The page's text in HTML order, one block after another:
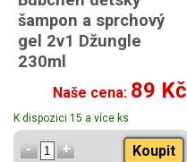
šampon a sprchový
gel 2v1 Džungle
230ml
Naše cena: 89 Kč
K dispozici 15 a více ks
Koupit